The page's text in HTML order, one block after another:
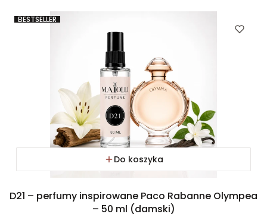
BESTSELLER
Do koszyka
D21 – perfumy inspirowane Paco Rabanne Olympea
– 50 ml (damski)